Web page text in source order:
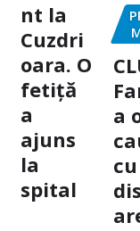
nt la
Cuzdri
oara. O
fetiță
a
ajuns
la
spital
a
cu